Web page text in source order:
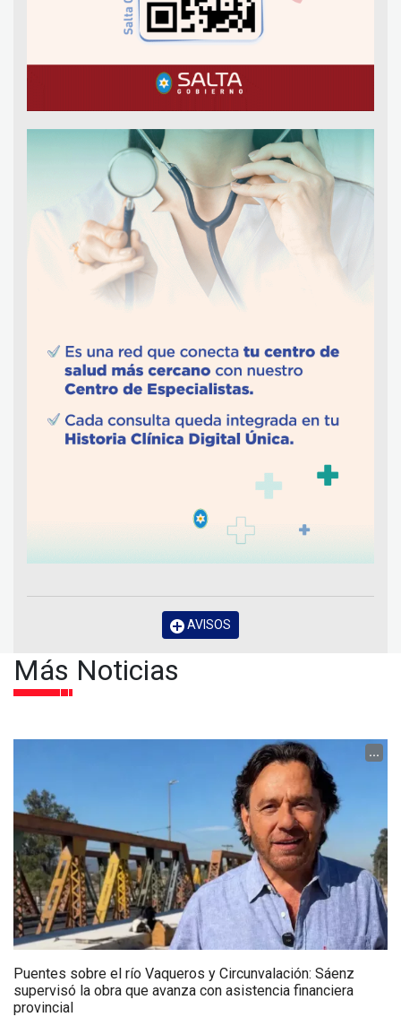
AVISOS
Más Noticias
...
Puentes sobre el río Vaqueros y Circunvalación: Sáenz
supervisó la obra que avanza con asistencia financiera
provincial